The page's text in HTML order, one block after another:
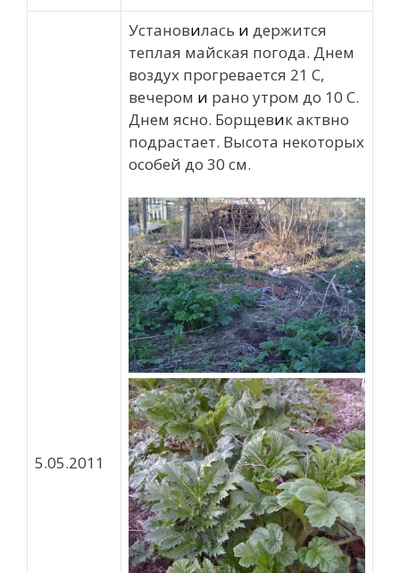
5.05.2011
Установилась и держится
теплая майская погода. Днем
воздух прогревается 21 С,
вечером и рано утром до 10 С.
Днем ясно. Борщевик актвно
подрастает. Высота некоторых
особей до 30 см.